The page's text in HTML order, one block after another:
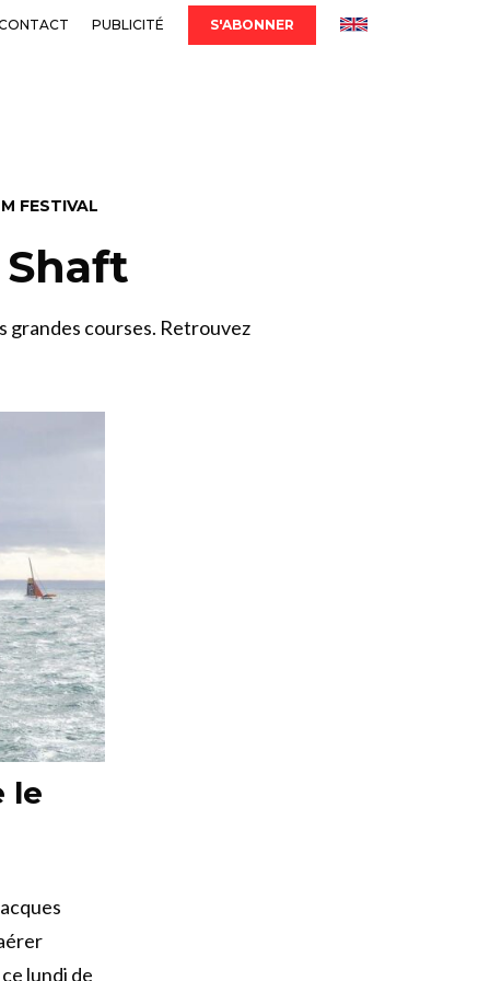
PUBLICITÉ S'ABONNER
FESTIVAL
grandes courses. Retrouvez
le
lundi de